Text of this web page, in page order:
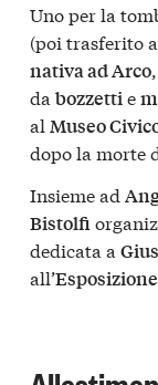
Uno per la
(poi trasferito a
nativa ad Arco,
da bozzettie
al Museo
dopo la morte
Insieme ad
Bistolfi
dedicata a
all’